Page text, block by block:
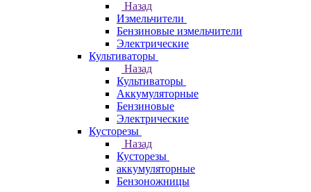
Назад
Измельчители
Бензиновые измельчители
Электрические
Культиваторы
Назад
Культиваторы
Аккумуляторные
Бензиновые
Электрические
Кусторезы
Назад
Кусторезы
аккумуляторные
Бензоножницы